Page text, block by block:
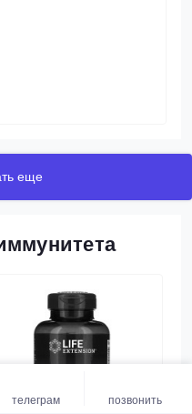
телеграм позвонить
еще